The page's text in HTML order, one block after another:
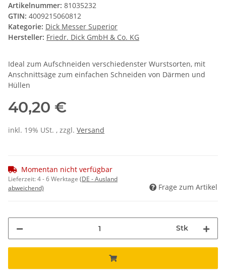
Artikelnummer: 81035232
GTIN: 4009215060812
Kategorie: Dick Messer Superior
Hersteller: Friedr. Dick GmbH & Co. KG
Ideal zum Aufschneiden verschiedenster Wurstsorten, mit
Anschnittsäge zum einfachen Schneiden von Därmen und
Hüllen
40,20 €
inkl. 19% USt. , zzgl. Versand
Momentan nicht verfügbar
Lieferzeit:4 - 6 Werktage (DE - Ausland
abweichend)
Frage zum Artikel
Stk